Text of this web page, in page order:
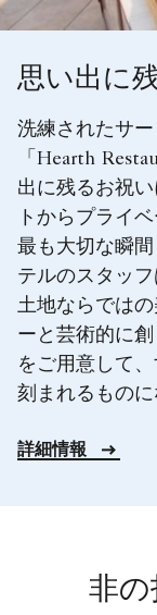
思い出に
洗練されたサ
「Hearth
出に残るお祝
トからプライ
最も大切な瞬
テルのスタッ
土地ならでは
ーと芸術的に
をご用意して
刻まれるものに
詳細情報
非の